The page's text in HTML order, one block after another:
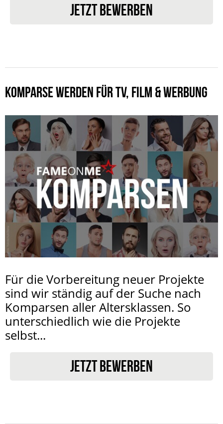
JETZT BEWERBEN
KOMPARSE WERDEN FÜR TV, FILM & WERBUNG
Für die Vorbereitung neuer Projekte
sind wir ständig auf der Suche nach
Komparsen aller Altersklassen. So
unterschiedlich wie die Projekte
selbst...
JETZT BEWERBEN